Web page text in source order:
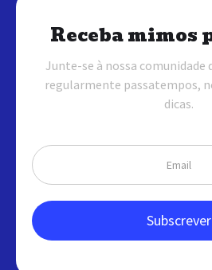
Receba mimos
Junte-se à nossa comunidade
regularmente passatempos,
dicas.